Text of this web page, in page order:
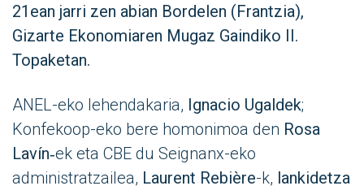
21ean jarri zen abian Bordelen (Frantzia),
Gizarte Ekonomiaren Mugaz Gaindiko II.
Topaketan.
ANEL-eko lehendakaria, Ignacio Ugaldek;
Konfekoop-eko bere homonimoa den Rosa
Lavín‑ek eta CBE du Seignanx-eko
administratzailea, Laurent Rebière-k, lankidetza